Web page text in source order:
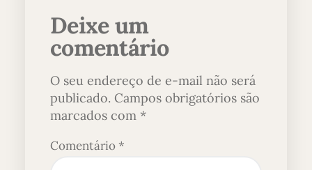
Deixe um
comentário
O seu endereço de e-mail não será
publicado. Campos obrigatórios são
marcados com *
Comentário*